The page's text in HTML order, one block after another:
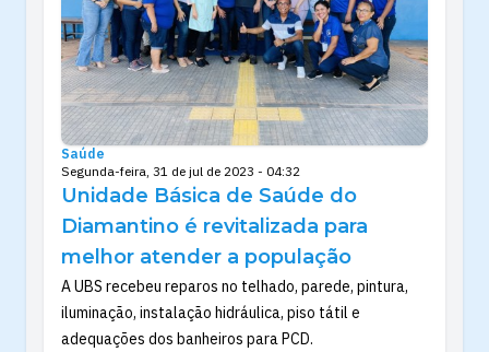
Saúde
Segunda-feira, 31 de jul de 2023 - 04:32
Unidade Básica de Saúde do
Diamantino é revitalizada para
melhor atender a população
A UBS recebeu reparos no telhado, parede, pintura,
iluminação, instalação hidráulica, piso tátil e
adequações dos banheiros para PCD.